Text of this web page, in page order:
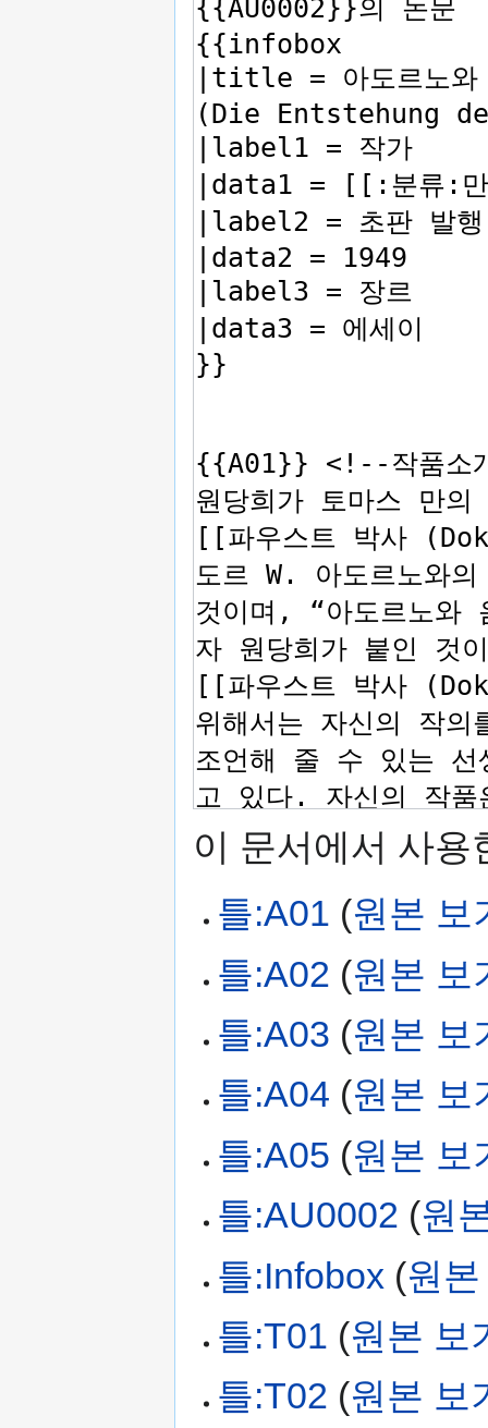
이 문서에서 사용
틀:A01 (원본 보
틀:A02 (원본 보
틀:A03 (원본 보
틀:A04 (원본 보
틀:A05 (원본 보
틀:AU0002 (원
틀:Infobox (원
틀:T01 (원본 보
틀:T02 (원본 보